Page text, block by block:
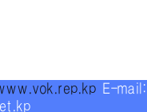
E-mail: